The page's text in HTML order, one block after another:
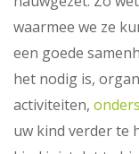
waarmee we ze
een goede
het nodig is,
activiteiten,
uw kind verder te